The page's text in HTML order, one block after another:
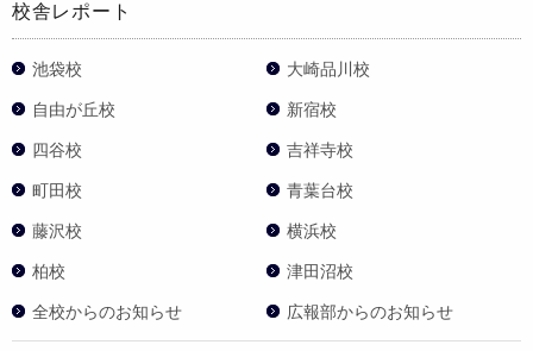
校舎レポート
池袋校 大崎品川校
自由が丘校 新宿校
四谷校 吉祥寺校
町田校 青葉台校
藤沢校 横浜校
柏校 津田沼校
全校からのお知らせ 広報部からのお知らせ